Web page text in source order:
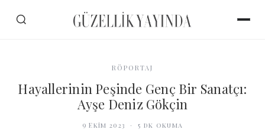
RÖPORTAJ
Hayallerinin Peşinde Genç Bir Sanatçı:
Ayşe Deniz Gökçin
9 Ekim 2023 · 5 dk okuma